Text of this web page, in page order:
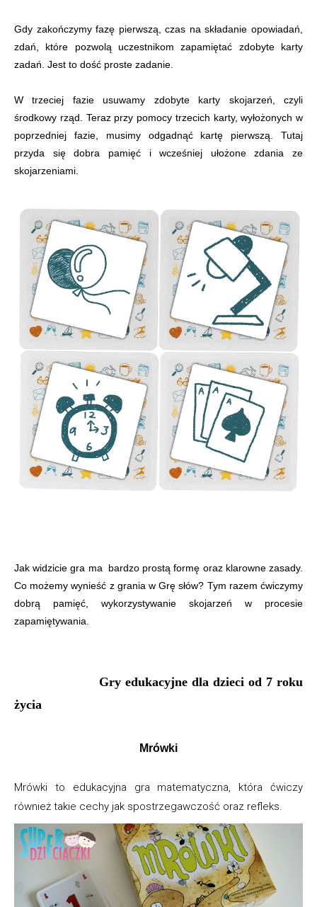
Gdy zakończymy fazę pierwszą, czas na składanie opowiadań,
zdań, które pozwolą uczestnikom zapamiętać zdobyte karty
zadań. Jest to dość proste zadanie.
W trzeciej fazie usuwamy zdobyte karty skojarzeń, czyli
środkowy rząd. Teraz przy pomocy trzecich karty, wyłożonych w
poprzedniej fazie, musimy odgadnąć kartę pierwszą. Tutaj
przyda się dobra pamięć i wcześniej ułożone zdania ze
skojarzeniami.
Jak widzicie gra ma bardzo prostą formę oraz klarowne zasady.
Co możemy wynieść z grania w Grę słów? Tym razem ćwiczymy
dobrą pamięć, wykorzystywanie skojarzeń w procesie
zapamiętywania.
Gry edukacyjne dla dzieci od 7 roku
życia
Mrówki
Mrówki to edukacyjna gra matematyczna, która ćwiczy
również takie cechy jak spostrzegawczość oraz refleks.